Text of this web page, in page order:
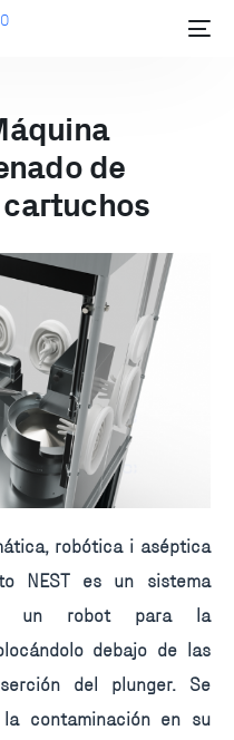
de
robótica i aséptica
NEST es un sistema
un robot para la
debajo de las
del plunger. Se
contaminación en su